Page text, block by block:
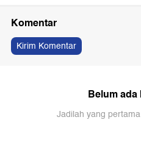
Komentar
Kirim Komentar
Belum
Jadilah yang